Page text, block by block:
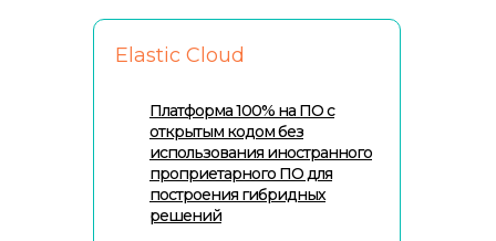
Платформа 100% на ПО с
открытым кодом без
использования иностранного
проприетарного ПО​ для
построения гибридных
решений
Elastic Cloud